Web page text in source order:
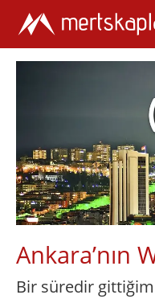
Ankara’nın
Bir süredir